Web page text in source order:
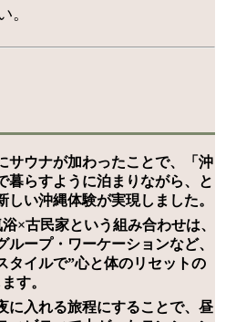
。
サウナが加わったことで、「沖
暮らすように泊まりながら、と
しい沖縄体験が実現しました。
×古民家という組み合わせは、
ループ・ワーケーションなど、
タイルで”心と体のリセットの
す。
に入れる旅程にすることで、昼